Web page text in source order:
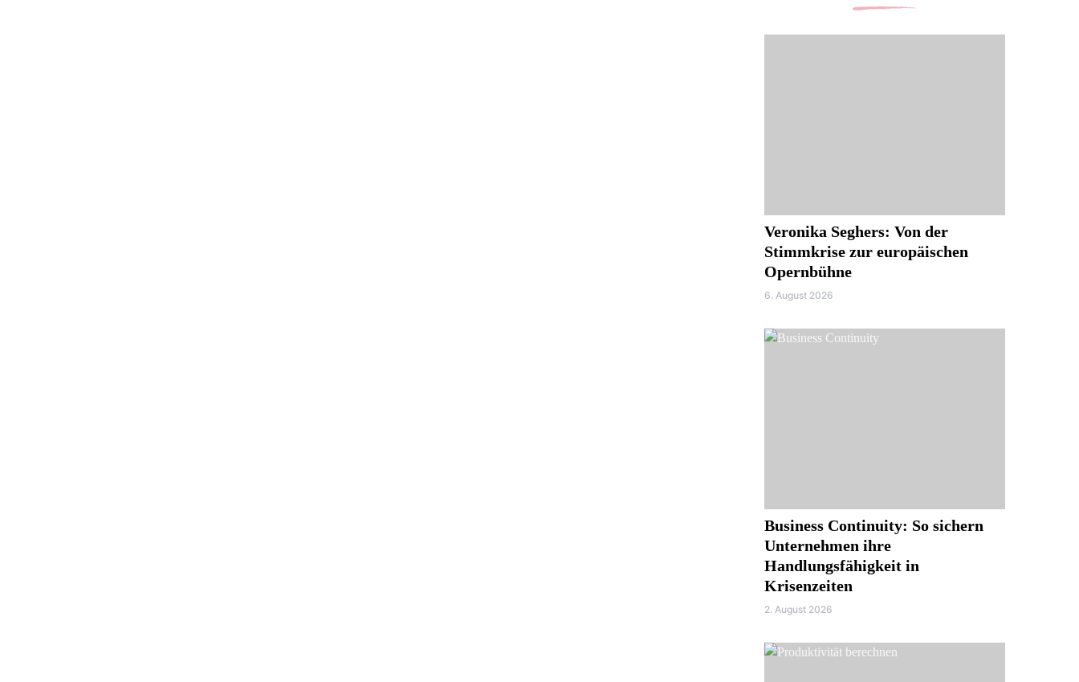
Veronika Seghers: Von der
Stimmkrise zur europäischen
Opernbühne
6. August 2026
Business Continuity: So sichern
Unternehmen ihre
Handlungsfähigkeit in
Krisenzeiten
2. August 2026